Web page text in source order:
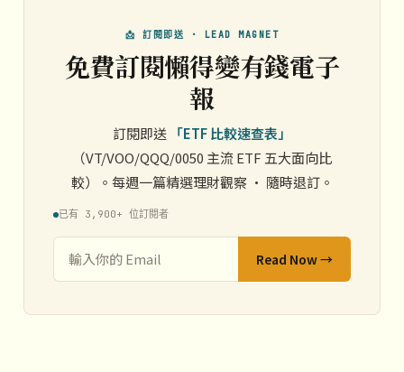
📩 訂閱即送 · LEAD MAGNET
免費訂閱懶得變有錢電子
報
訂閱即送 「ETF 比較速查表」
（VT/VOO/QQQ/0050 主流 ETF 五大面向比
較）。每週一篇精選理財觀察 · 隨時退訂。
已有 3,900+ 位訂閱者
Read Now →